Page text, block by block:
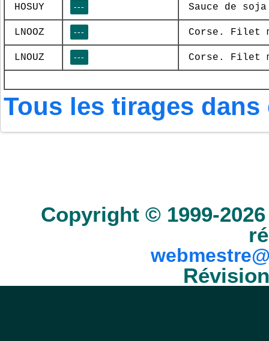
HOSUY --- Sauce de
LNOOZ --- Corse. Filet
LNOUZ --- Corse. Filet
Tous les tirages
Copyright © 1999-